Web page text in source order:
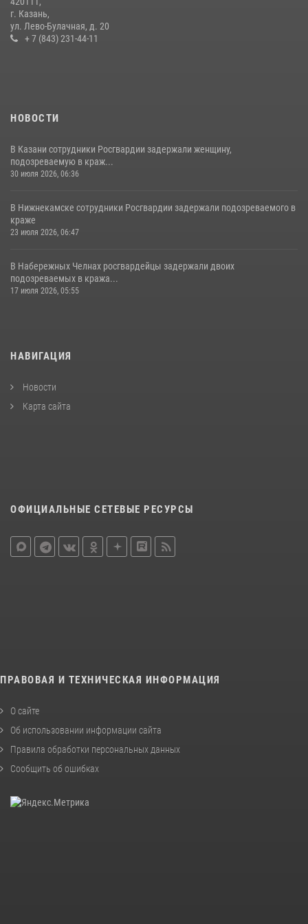
праздничное богослужение
28 июля 2026, 09:38 4
г. Казань,
ул. Лево-Булачная, д. 20
+ 7 (843) 231-44-11
НОВОСТИ
В Казани сотрудники Росгвардии задержали женщину,
подозреваемую в краж...
30 июля 2026, 06:36
В Нижнекамске сотрудники Росгвардии задержали подозреваемого в
краже
23 июля 2026, 06:47
В Набережных Челнах росгвардейцы задержали двоих
подозреваемых в кража...
17 июля 2026, 05:55
НАВИГАЦИЯ
Новости
Карта сайта
ОФИЦИАЛЬНЫЕ СЕТЕВЫЕ РЕСУРСЫ
ПРАВОВАЯ И ТЕХНИЧЕСКАЯ ИНФОРМАЦИЯ
О сайте
Об использовании информации сайта
Правила обработки персональных данных
Сообщить об ошибках